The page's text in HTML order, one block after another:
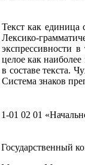
Текст как единица
Лексико-
экспрессивности в
целое как
в составе текста.
Система знаков
1-01 02 01
Государственный